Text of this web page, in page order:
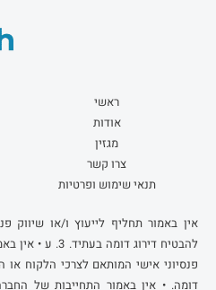
ראשי
אודות
מגזין
צרו קשר
תנאי שימוש ופרטיות
אין באמור תחליף לייעוץ ו/או שיווק
להבטיח דירוג
פנסיוני אישי המותאם לצרכי הלקוח או
דומה. • אין באמור התחייבות של